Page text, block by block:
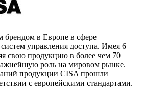
брендом в Европе в сфере
управления доступа. Имея 6
свою продукцию в более чем 70
роль на мировом рынке.
продукции CISA прошли
с европейскими стандартами.